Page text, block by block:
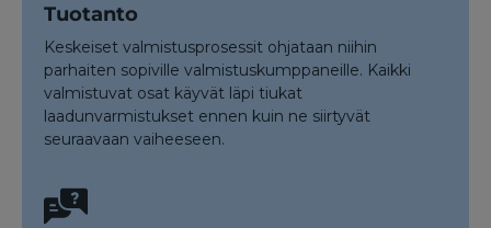
Tuotanto
Keskeiset valmistusprosessit ohjataan niihin
parhaiten sopiville valmistuskumppaneille. Kaikki
valmistuvat osat käyvät läpi tiukat
laadunvarmistukset ennen kuin ne siirtyvät
seuraavaan vaiheeseen.